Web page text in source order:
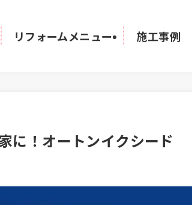
リフォームメニュー 施工事例
に！オートンイクシード